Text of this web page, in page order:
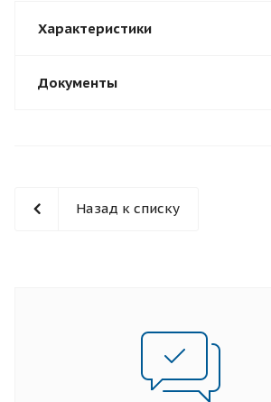
Характеристики
Документы
Назад к списку